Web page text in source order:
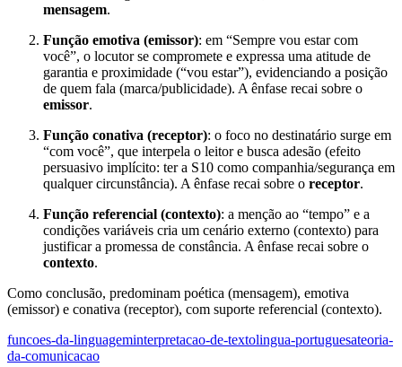
mensagem.
Função emotiva (emissor): em “Sempre vou estar com
você”, o locutor se compromete e expressa uma atitude de
garantia e proximidade (“vou estar”), evidenciando a posição
de quem fala (marca/publicidade). A ênfase recai sobre o
emissor.
Função conativa (receptor): o foco no destinatário surge em
“com você”, que interpela o leitor e busca adesão (efeito
persuasivo implícito: ter a S10 como companhia/segurança em
qualquer circunstância). A ênfase recai sobre o receptor.
Função referencial (contexto): a menção ao “tempo” e a
condições variáveis cria um cenário externo (contexto) para
justificar a promessa de constância. A ênfase recai sobre o
contexto.
Como conclusão, predominam poética (mensagem), emotiva
(emissor) e conativa (receptor), com suporte referencial (contexto).
funcoes-da-linguageminterpretacao-de-textolingua-portuguesateoria-
da-comunicacao